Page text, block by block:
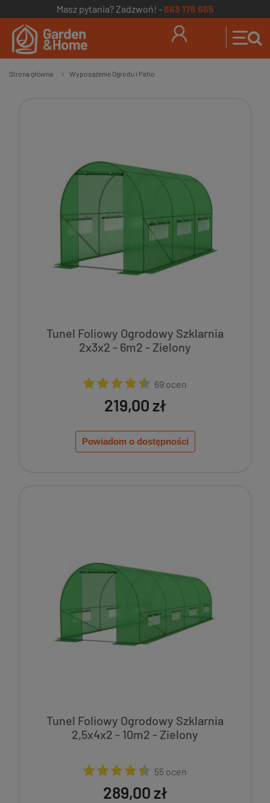
Masz pytania? Zadzwoń! -663 176 665
Strona główna » Wyposażenie Ogrodu i Patio
Tunel Foliowy Ogrodowy Szklarnia
2x3x2 - 6m2 - Zielony
69 ocen
219,00 zł
Powiadom o dostępności
Tunel Foliowy Ogrodowy Szklarnia
2,5x4x2 - 10m2 - Zielony
55 ocen
289,00 zł